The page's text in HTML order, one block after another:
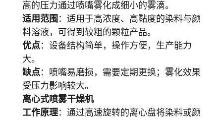
高的压力通过喷嘴雾化成细小的雾滴。
适用范围 ：适用于高浓度、高黏度的染料与颜
料溶液，可得到较粗的颗粒产品。
优点：设备结构简单，操作方便，生产能力
大。
缺点：喷嘴易磨损，需要定期更换；雾化效果
受压力影响较大。
离心式喷雾干燥机
工作原理：通过高速旋转的离心盘将染料或颜